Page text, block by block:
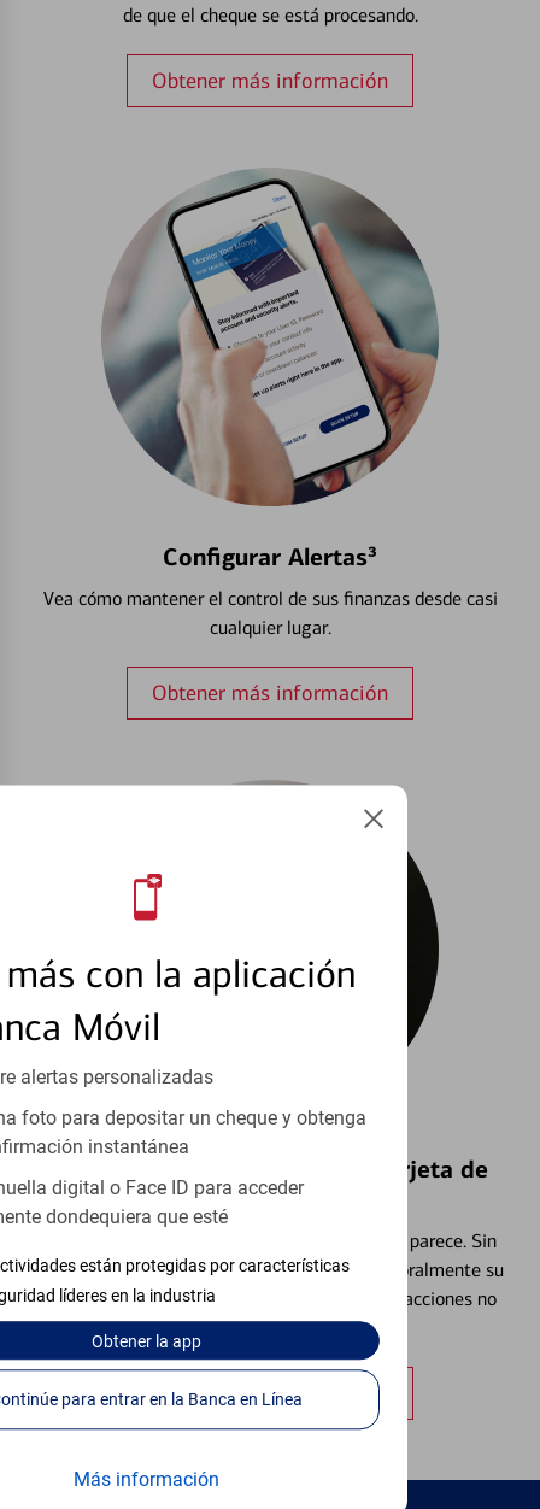
con la aplicación
Móvil
alertas personalizadas
foto para depositar un cheque y obtenga
instantánea
digital o Face ID para acceder
dondequiera que esté
están protegidas por características
líderes en la industria
Obtenerla app
Continúe para entrar en la Banca en Línea
Más información
de que el cheque se está procesando.
Obtener más información
Configurar Alertas³
Vea cómo mantener el control de sus finanzas desde casi
cualquier lugar.
Obtener más información
Bloquear y Desbloquear una Tarjeta de
Débito⁴
Extraviar una tarjeta es más común de lo que parece. Sin
embargo, puede bloquear y desbloquear temporalmente su
tarjeta de débito para ayudar a prevenir transacciones no
autorizadas.
Obtener más información